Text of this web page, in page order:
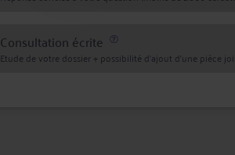
Consultation écrite
Etude de votre dossier + possibilité d'ajout d'une pièce